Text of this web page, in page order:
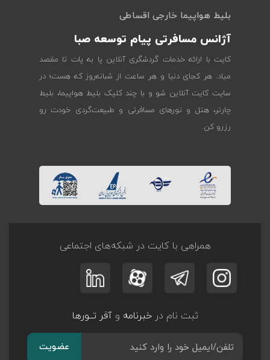
بلیط هواپیما خارجی اقساطی
آژانس مسافرتی پیام توسعه صبا
کایت با ارائه خدمات گردشگری آنلاین پا به پات تا مقصد
میاد. هر کجای دنیا و هر ساعت از شبانه‌روز که هست؛ در
سایت کایت آنلاین شو و با چند کلیک بلیط هواپیما، بلیط
چارتر، هتل و تورهای مسافرتی و طبیعت‌گردی خودت رو
رزرو کن.
همراهی با کایت در شبکه‌های اجتماعی
ثبت نام درخبرنامه وآفر تــورها
عضویت